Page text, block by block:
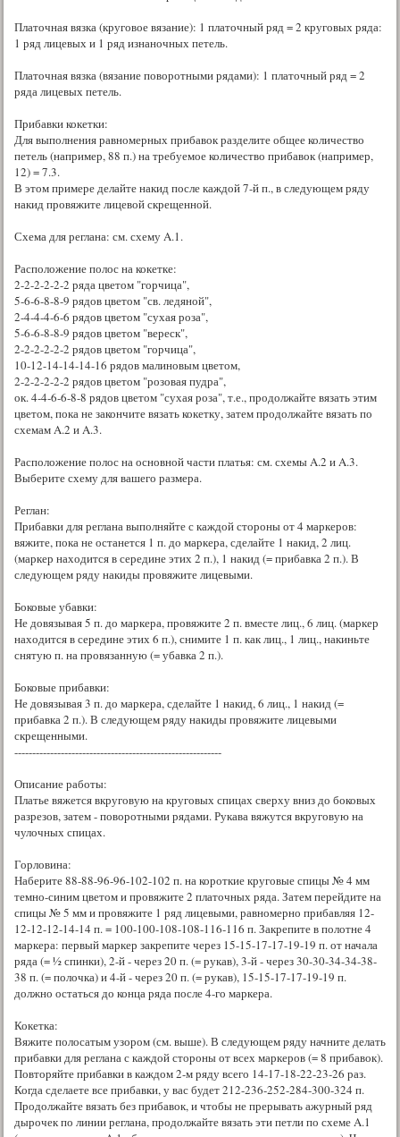
Платочная вязка (круговое вязание): 1 платочный ряд = 2 круговых ряда:
1 ряд лицевых и 1 ряд изнаночных петель.
Платочная вязка (вязание поворотными рядами): 1 платочный ряд = 2
ряда лицевых петель.
Прибавки кокетки:
Для выполнения равномерных прибавок разделите общее количество
петель (например, 88 п.) на требуемое количество прибавок (например,
12) = 7.3.
В этом примере делайте накид после каждой 7-й п., в следующем ряду
накид провяжите лицевой скрещенной.
Схема для реглана: см. схему A.1.
Расположение полос на кокетке:
2-2-2-2-2-2 ряда цветом "горчица",
5-6-6-8-8-9 рядов цветом "св. ледяной",
2-4-4-4-6-6 рядов цветом "сухая роза",
5-6-6-8-8-9 рядов цветом "вереск",
2-2-2-2-2-2 рядов цветом "горчица",
10-12-14-14-14-16 рядов малиновым цветом,
2-2-2-2-2-2 рядов цветом "розовая пудра",
ок. 4-4-6-6-8-8 рядов цветом "сухая роза", т.е., продолжайте вязать этим
цветом, пока не закончите вязать кокетку, затем продолжайте вязать по
схемам A.2 и A.3.
Расположение полос на основной части платья: см. схемы A.2 и A.3.
Выберите схему для вашего размера.
Реглан:
Прибавки для реглана выполняйте с каждой стороны от 4 маркеров:
вяжите, пока не останется 1 п. до маркера, сделайте 1 накид, 2 лиц.
(маркер находится в середине этих 2 п.), 1 накид (= прибавка 2 п.). В
следующем ряду накиды провяжите лицевыми.
Боковые убавки:
Не довязывая 5 п. до маркера, провяжите 2 п. вместе лиц., 6 лиц. (маркер
находится в середине этих 6 п.), снимите 1 п. как лиц., 1 лиц., накиньте
снятую п. на провязанную (= убавка 2 п.).
Боковые прибавки:
Не довязывая 3 п. до маркера, сделайте 1 накид, 6 лиц., 1 накид (=
прибавка 2 п.). В следующем ряду накиды провяжите лицевыми
скрещенными.
----------------------------------------------------------
Описание работы:
Платье вяжется вкруговую на круговых спицах сверху вниз до боковых
разрезов, затем - поворотными рядами. Рукава вяжутся вкруговую на
чулочных спицах.
Горловина:
Наберите 88-88-96-96-102-102 п. на короткие круговые спицы № 4 мм
темно-синим цветом и провяжите 2 платочных ряда. Затем перейдите на
спицы № 5 мм и провяжите 1 ряд лицевыми, равномерно прибавляя 12-
12-12-12-14-14 п. = 100-100-108-108-116-116 п. Закрепите в полотне 4
маркера: первый маркер закрепите через 15-15-17-17-19-19 п. от начала
ряда (= ½ спинки), 2-й - через 20 п. (= рукав), 3-й - через 30-30-34-34-38-
38 п. (= полочка) и 4-й - через 20 п. (= рукав), 15-15-17-17-19-19 п.
должно остаться до конца ряда после 4-го маркера.
Кокетка:
Вяжите полосатым узором (см. выше). В следующем ряду начните делать
прибавки для реглана с каждой стороны от всех маркеров (= 8 прибавок).
Повторяйте прибавки в каждом 2-м ряду всего 14-17-18-22-23-26 раз.
Когда сделаете все прибавки, у вас будет 212-236-252-284-300-324 п.
Продолжайте вязать без прибавок, и чтобы не прерывать ажурный ряд
дырочек по линии реглана, продолжайте вязать эти петли по схеме A.1